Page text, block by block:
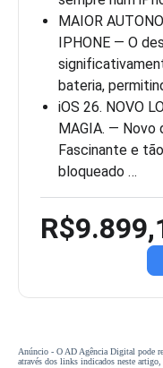
MAIOR
IPHONE — O
bateria,
iOS 26. NOVO
MAGIA. — Novo
Fascinante e
bloqueado …
Anúncio - O AD Agência Digital pode
através dos links indicados neste